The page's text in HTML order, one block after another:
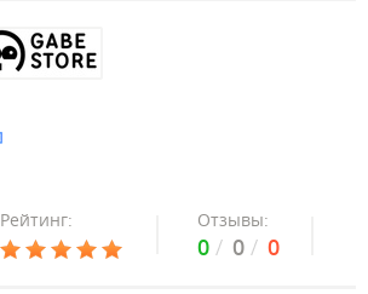
Рейтинг: Отзывы:
0 0 0